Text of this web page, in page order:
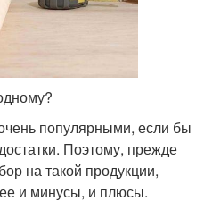
популярными, если бы
Поэтому, прежде
на такой продукции,
и минусы, и плюсы.